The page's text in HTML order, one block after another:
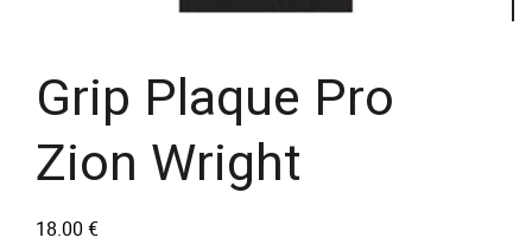
Grip Plaque Pro
Zion Wright
18.00 €